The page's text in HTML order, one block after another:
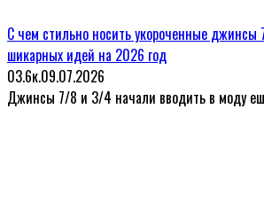
С чем стильно носить укороченные
шикарных идей на 2026 год
03.6к.09.07.2026
Джинсы 7/8 и 3/4 начали вводить в моду